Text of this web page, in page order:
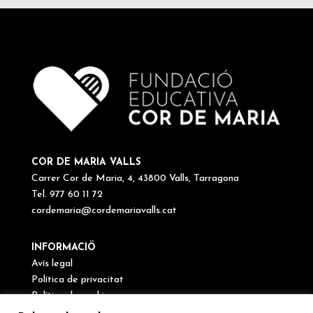
COR DE MARIA VALLS
Carrer Cor de Maria, 4, 43800 Valls, Tarragona
Tel. 977 60 11 72
cordemaria@cordemariavalls.cat
INFORMACIÖ
Avís legal
Política de privacitat
Política de cookies